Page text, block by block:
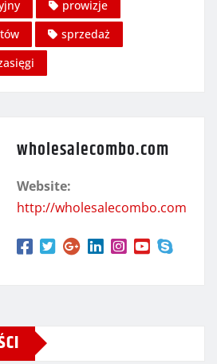
prowizje
sprzedaż
wholesalecombo.com
Website:
http://wholesalecombo.com